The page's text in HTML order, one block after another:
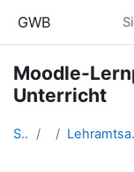
GWB
Moodle-
Unterricht
Startseite Kurse